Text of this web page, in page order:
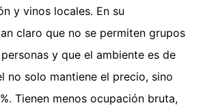
y vinos locales. En su
claro que no se permiten grupos
y que el ambiente es de
no solo mantiene el precio, sino
Tienen menos ocupación bruta,